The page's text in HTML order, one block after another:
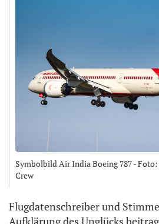
Symbolbild Air India Boeing 787 -
Crew
Flugdatenschreiber und